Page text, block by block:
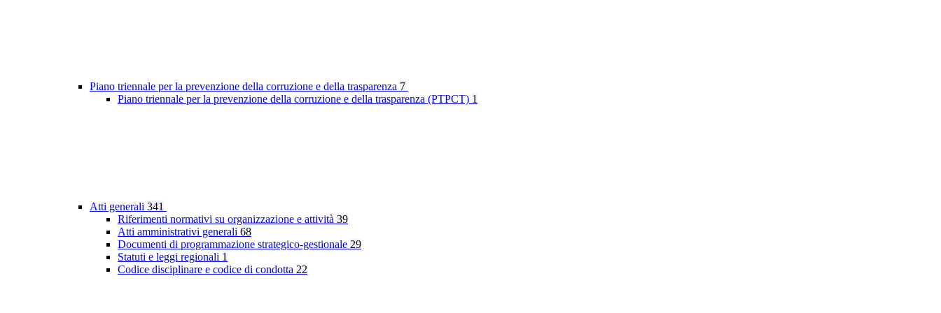
Piano triennale per la prevenzione della corruzione e della trasparenza 7
Piano triennale per la prevenzione della corruzione e della trasparenza (PTPCT) 1
Atti generali 341
Riferimenti normativi su organizzazione e attività 39
Atti amministrativi generali 68
Documenti di programmazione strategico-gestionale 29
Statuti e leggi regionali 1
Codice disciplinare e codice di condotta 22